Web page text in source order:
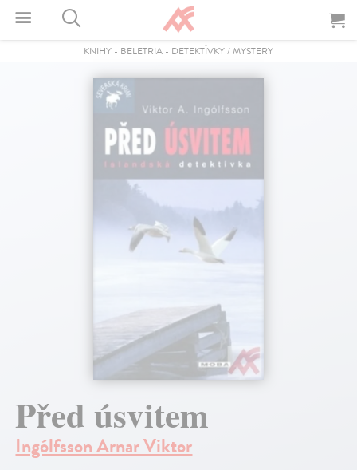
KNIHY - BELETRIA - DETEKTÍVKY / MYSTERY
Před úsvitem
Ingólfsson Arnar Viktor